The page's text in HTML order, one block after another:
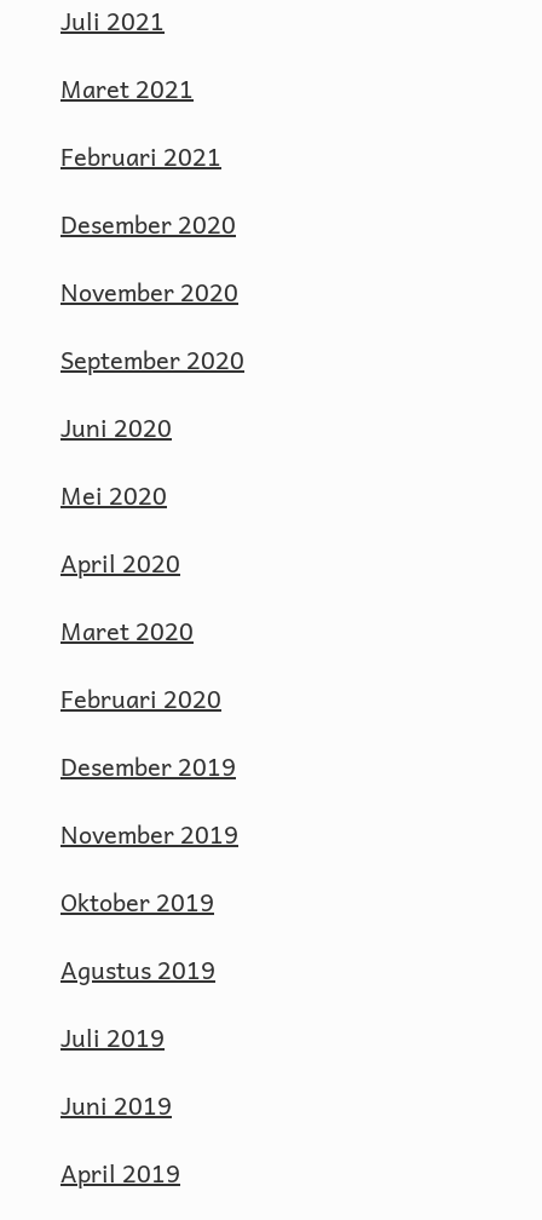
Juli 2021
Maret 2021
Februari 2021
Desember 2020
November 2020
September 2020
Juni 2020
Mei 2020
April 2020
Maret 2020
Februari 2020
Desember 2019
November 2019
Oktober 2019
Agustus 2019
Juli 2019
Juni 2019
April 2019